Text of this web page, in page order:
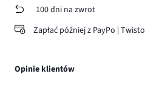
100 dni na zwrot
Zapłać później z PayPo | Twisto
Opinie klientów